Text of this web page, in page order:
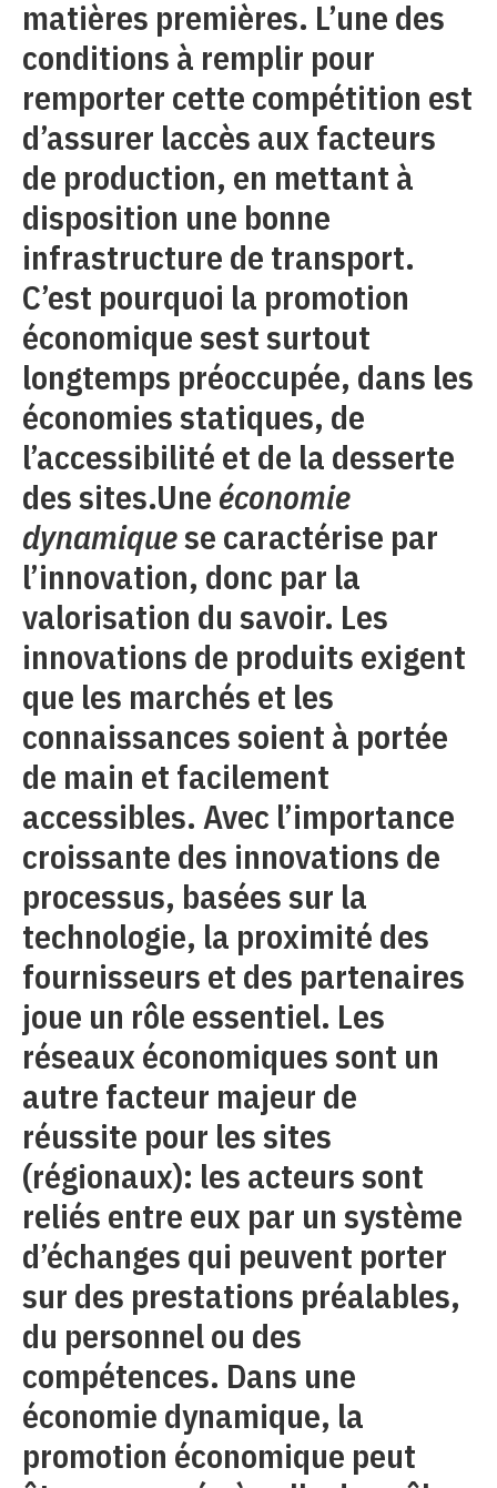
matières premières. L’une des
conditions à remplir pour
remporter cette compétition est
d’assurer laccès aux facteurs
de production, en mettant à
disposition une bonne
infrastructure de transport.
C’est pourquoi la promotion
économique sest surtout
longtemps préoccupée, dans les
économies statiques, de
l’accessibilité et de la desserte
des sites.Une économie
dynamiquese caractérise par
l’innovation, donc par la
valorisation du savoir. Les
innovations de produits exigent
que les marchés et les
connaissances soient à portée
de main et facilement
accessibles. Avec l’importance
croissante des innovations de
processus, basées sur la
technologie, la proximité des
fournisseurs et des partenaires
joue un rôle essentiel. Les
réseaux économiques sont un
autre facteur majeur de
réussite pour les sites
(régionaux): les acteurs sont
reliés entre eux par un système
d’échanges qui peuvent porter
sur des prestations préalables,
du personnel ou des
compétences. Dans une
économie dynamique, la
promotion économique peut